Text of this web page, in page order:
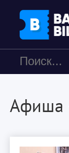
Афиша